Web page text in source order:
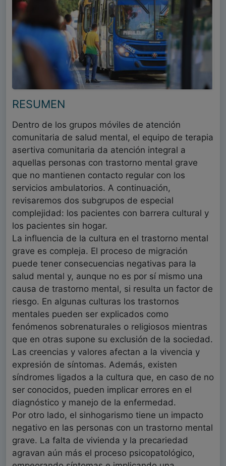
RESUMEN
Dentro de los grupos móviles de atención
comunitaria de salud mental, el equipo de terapia
asertiva comunitaria da atención integral a
aquellas personas con trastorno mental grave
que no mantienen contacto regular con los
servicios ambulatorios. A continuación,
revisaremos dos subgrupos de especial
complejidad: los pacientes con barrera cultural y
los pacientes sin hogar.
La influencia de la cultura en el trastorno mental
grave es compleja. El proceso de migración
puede tener consecuencias negativas para la
salud mental y, aunque no es por sí mismo una
causa de trastorno mental, si resulta un factor de
riesgo. En algunas culturas los trastornos
mentales pueden ser explicados como
fenómenos sobrenaturales o religiosos mientras
que en otras supone su exclusión de la sociedad.
Las creencias y valores afectan a la vivencia y
expresión de síntomas. Además, existen
síndromes ligados a la cultura que, en caso de no
ser conocidos, pueden implicar errores en el
diagnóstico y manejo de la enfermedad.
Por otro lado, el sinhogarismo tiene un impacto
negativo en las personas con un trastorno mental
grave. La falta de vivienda y la precariedad
agravan aún más el proceso psicopatológico,